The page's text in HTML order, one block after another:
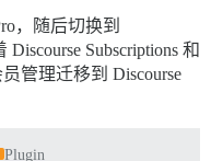
，随后切换到
Discourse Subscriptions 和
管理迁移到 Discourse
Plugin